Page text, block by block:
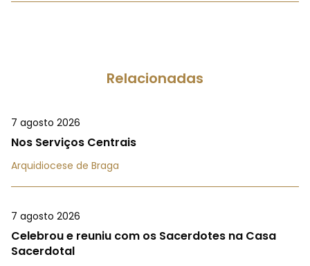
Relacionadas
7 agosto 2026
Nos Serviços Centrais
Arquidiocese de Braga
7 agosto 2026
Celebrou e reuniu com os Sacerdotes na Casa
Sacerdotal